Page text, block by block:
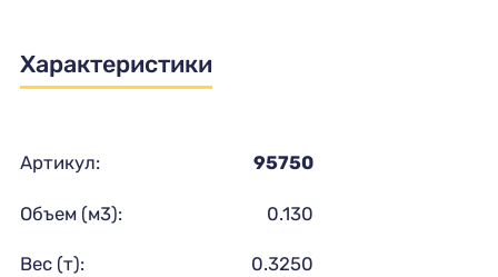
Характеристики
Артикул: 95750
Объем (м3): 0.130
Вес (т): 0.3250